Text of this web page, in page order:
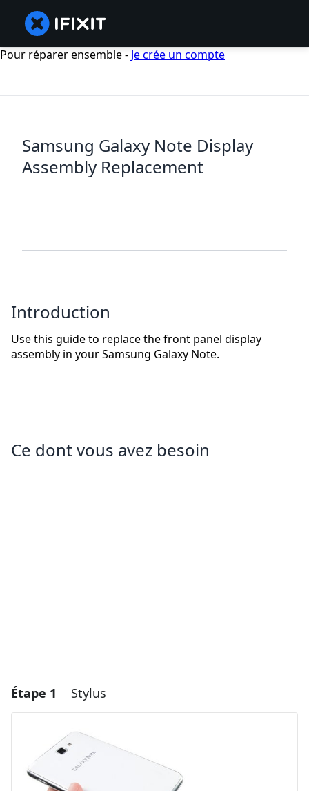
Pour réparer ensemble - Je crée un compte
Samsung Galaxy Note Display
Assembly Replacement
Introduction
Use this guide to replace the front panel display
assembly in your Samsung Galaxy Note.
Ce dont vous avez besoin
Étape 1 Stylus